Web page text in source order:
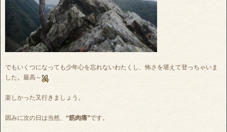
でもいくつになっても少年心を忘れないわたくし、怖さを堪えて登っちゃいま
した。最高～
楽しかった又行きましょう。
因みに次の日は当然、 “筋肉痛”です。